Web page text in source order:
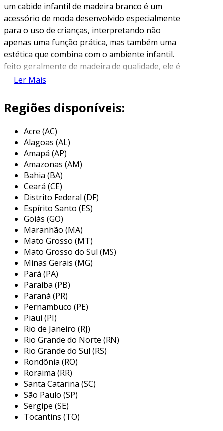
um cabide infantil de madeira branco é um
acessório de moda desenvolvido especialmente
para o uso de crianças, interpretando não
apenas uma função prática, mas também uma
estética que combina com o ambiente infantil.
feito geralmente de madeira de qualidade, ele é
projetado para suportar o peso de roupas
evitando que as peças se deformem ou
danifiquem. a cor branca traz um toque de
leveza e frescor, além de harmonizar com a
decoração de diversos estilos de quartos
infantis.
além da função básica de pendurar roupas, um
cabide infantil de madeira branco pode contar
com designs divertidos e variados, como
formas de animais, personagens ou elementos
lúdicos que encantam as crianças. esta
característica não apenas resgata o interesse
dos pequenos pelas suas roupas, mas também
ajuda na organização do espaço, promovendo
hábitos saudáveis de arrumação desde cedo.
principais características do cabide
infantil de madeira branco
os cabides infantis de madeira branca se
destacam pela qualidade e durabilidade. muitos
são tratados para garantir que as bordas sejam
arredondadas, evitando que as crianças se
machuquem. além disso, o acabamento em
branco normalmente é realizado com tinta
atóxica, assegurando que não haja risco para a
saúde dos pequenos. outro ponto relevante é a
sua capacidade de suportar uma quantidade
Ler Mais
Regiões disponíveis:
Acre (AC)
Alagoas (AL)
Amapá (AP)
Amazonas (AM)
Bahia (BA)
Ceará (CE)
Distrito Federal (DF)
Espírito Santo (ES)
Goiás (GO)
Maranhão (MA)
Mato Grosso (MT)
Mato Grosso do Sul (MS)
Minas Gerais (MG)
Pará (PA)
Paraíba (PB)
Paraná (PR)
Pernambuco (PE)
Piauí (PI)
Rio de Janeiro (RJ)
Rio Grande do Norte (RN)
Rio Grande do Sul (RS)
Rondônia (RO)
Roraima (RR)
Santa Catarina (SC)
São Paulo (SP)
Sergipe (SE)
Tocantins (TO)